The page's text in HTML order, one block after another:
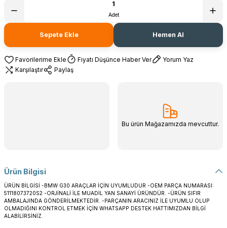
Adet
Sepete Ekle Hemen Al
Fiyatı Düşünce Haber Ver
Yorum Yaz
Karşılaştır
Paylaş
Bu ürün Mağazamızda mevcuttur.
Ürün Bilgisi
ÜRÜN BİLGİSİ -BMW G30 ARAÇLAR İÇİN UYUMLUDUR -OEM PARÇA NUMARASI:
51118073720S2 -ORJİNALİ İLE MUADİL YAN SANAYİ ÜRÜNDÜR. -ÜRÜN SIFIR
AMBALAJINDA GÖNDERİLMEKTEDİR. -PARÇANIN ARACINIZ İLE UYUMLU OLUP
OLMADIĞINI KONTROL ETMEK İÇİN WHATSAPP DESTEK HATTIMIZDAN BİLGİ
ALABİLİRSİNİZ.